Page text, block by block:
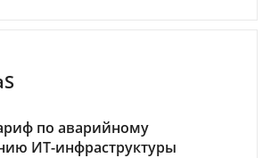
по аварийному
ИТ-инфраструктуры